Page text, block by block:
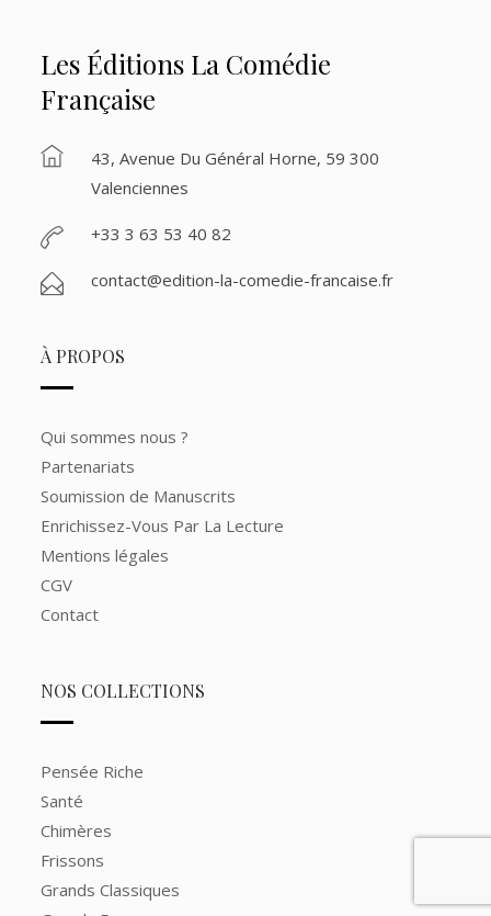
Les Éditions La Comédie
Française
43, Avenue Du Général Horne, 59 300
Valenciennes
+33 3 63 53 40 82
contact@edition-la-comedie-francaise.fr
À PROPOS
Qui sommes nous ?
Partenariats
Soumission de Manuscrits
Enrichissez-Vous Par La Lecture
Mentions légales
CGV
Contact
NOS COLLECTIONS
Pensée Riche
Santé
Chimères
Frissons
Grands Classiques